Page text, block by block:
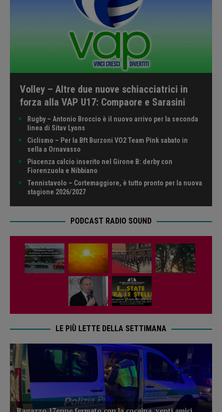
Volley – Altre due nuove schiacciatrici in
forza alla VAP U17: Compaore e Sarasini
Rugby – Antonio Broccio è il nuovo arrivo per la seconda
linea di Sitav Lyons
Ciclismo – Per la Bft Burzoni VO2 Team Pink sabato in
sella a Ornavasso
Piacenza calcio inserito nel Girone B: derby con
Fiorenzuola e Nibbiano
Tennistavolo – Cortemaggiore, è tutto pronto per la nuova
stagione 2026/2027
PODCAST RADIO SOUND
LE PIÙ LETTE DELLA SETTIMANA